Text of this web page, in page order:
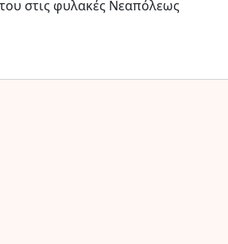
στις φυλακές Νεαπόλεως